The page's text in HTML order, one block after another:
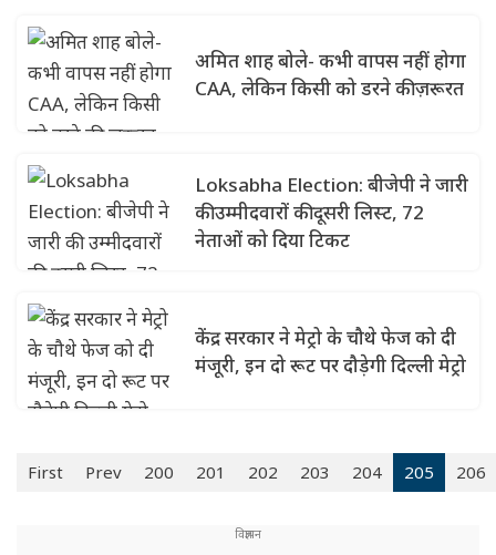
अमित शाह बोले- कभी वापस नहीं होगा
CAA, लेकिन किसी को डरने की ज़रूरत
Loksabha Election: बीजेपी ने जारी
की उम्मीदवारों की दूसरी लिस्ट, 72
नेताओं को दिया टिकट
केंद्र सरकार ने मेट्रो के चौथे फेज को दी
मंजूरी, इन दो रूट पर दौड़ेगी दिल्ली मेट्रो
First Prev 200 201 202 203 204 205 206